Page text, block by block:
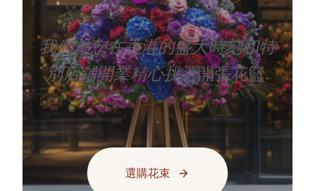
我們為您在香港的盛大時刻和特
別店鋪開業精心挑選開張花籃.
.
選購花束